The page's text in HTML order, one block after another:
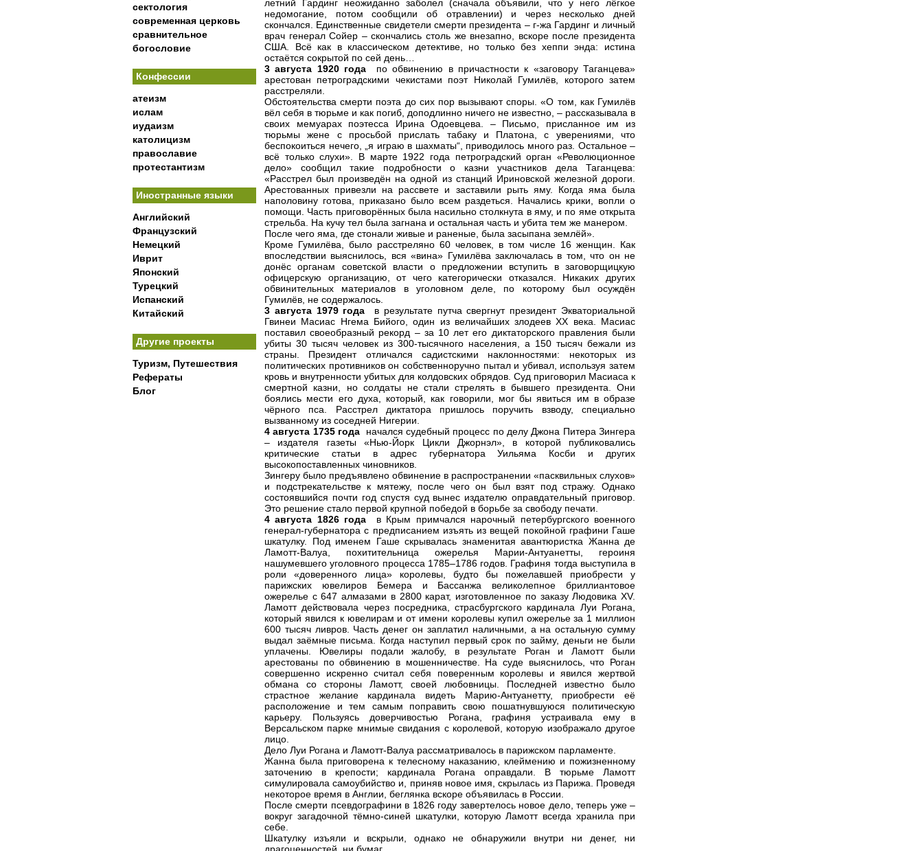
сектология
современная церковь
сравнительное
богословие
Конфессии
атеизм
ислам
иудаизм
католицизм
православие
протестантизм
Иностранные языки
Английский
Французский
Немецкий
Иврит
Японский
Турецкий
Испанский
Китайский
Другие проекты
Туризм, Путешествия
Рефераты
Блог
летний Гардинг неожиданно заболел (сначала объявили, что у него лёгкое
недомогание, потом сообщили об отравлении) и через несколько дней
скончался. Единственные свидетели смерти президента – г-жа Гардинг и личный
врач генерал Сойер – скончались столь же внезапно, вскоре после президента
США. Всё как в классическом детективе, но только без хеппи энда: истина
остаётся сокрытой по сей день…
3 августа 1920 года по обвинению в причастности к «заговору Таганцева»
арестован петроградскими чекистами поэт Николай Гумилёв, которого затем
расстреляли.
Обстоятельства смерти поэта до сих пор вызывают споры. «О том, как Гумилёв
вёл себя в тюрьме и как погиб, доподлинно ничего не известно, – рассказывала в
своих мемуарах поэтесса Ирина Одоевцева. – Письмо, присланное им из
тюрьмы жене с просьбой прислать табаку и Платона, с уверениями, что
беспокоиться нечего, „я играю в шахматы“, приводилось много раз. Остальное –
всё только слухи». В марте 1922 года петроградский орган «Революционное
дело» сообщил такие подробности о казни участников дела Таганцева:
«Расстрел был произведён на одной из станций Ириновской железной дороги.
Арестованных привезли на рассвете и заставили рыть яму. Когда яма была
наполовину готова, приказано было всем раздеться. Начались крики, вопли о
помощи. Часть приговорённых была насильно столкнута в яму, и по яме открыта
стрельба. На кучу тел была загнана и остальная часть и убита тем же манером.
После чего яма, где стонали живые и раненые, была засыпана землёй».
Кроме Гумилёва, было расстреляно 60 человек, в том числе 16 женщин. Как
впоследствии выяснилось, вся «вина» Гумилёва заключалась в том, что он не
донёс органам советской власти о предложении вступить в заговорщицкую
офицерскую организацию, от чего категорически отказался. Никаких других
обвинительных материалов в уголовном деле, по которому был осуждён
Гумилёв, не содержалось.
3 августа 1979 года в результате путча свергнут президент Экваториальной
Гвинеи Масиас Нгема Бийого, один из величайших злодеев ХХ века. Масиас
поставил своеобразный рекорд – за 10 лет его диктаторского правления были
убиты 30 тысяч человек из 300-тысячного населения, а 150 тысяч бежали из
страны. Президент отличался садистскими наклонностями: некоторых из
политических противников он собственноручно пытал и убивал, используя затем
кровь и внутренности убитых для колдовских обрядов. Суд приговорил Масиаса к
смертной казни, но солдаты не стали стрелять в бывшего президента. Они
боялись мести его духа, который, как говорили, мог бы явиться им в образе
чёрного пса. Расстрел диктатора пришлось поручить взводу, специально
вызванному из соседней Нигерии.
4 августа 1735 года начался судебный процесс по делу Джона Питера Зингера
– издателя газеты «Нью-Йорк Цикли Джорнэл», в которой публиковались
критические статьи в адрес губернатора Уильяма Косби и других
высокопоставленных чиновников.
Зингеру было предъявлено обвинение в распространении «пасквильных слухов»
и подстрекательстве к мятежу, после чего он был взят под стражу. Однако
состоявшийся почти год спустя суд вынес издателю оправдательный приговор.
Это решение стало первой крупной победой в борьбе за свободу печати.
4 августа 1826 года в Крым примчался нарочный петербургского военного
генерал-губернатора с предписанием изъять из вещей покойной графини Гаше
шкатулку. Под именем Гаше скрывалась знаменитая авантюристка Жанна де
Ламотт-Валуа, похитительница ожерелья Марии-Антуанетты, героиня
нашумевшего уголовного процесса 1785–1786 годов. Графиня тогда выступила в
роли «доверенного лица» королевы, будто бы пожелавшей приобрести у
парижских ювелиров Бемера и Бассанжа великолепное бриллиантовое
ожерелье с 647 алмазами в 2800 карат, изготовленное по заказу Людовика XV.
Ламотт действовала через посредника, страсбургского кардинала Луи Рогана,
который явился к ювелирам и от имени королевы купил ожерелье за 1 миллион
600 тысяч ливров. Часть денег он заплатил наличными, а на остальную сумму
выдал заёмные письма. Когда наступил первый срок по займу, деньги не были
уплачены. Ювелиры подали жалобу, в результате Роган и Ламотт были
арестованы по обвинению в мошенничестве. На суде выяснилось, что Роган
совершенно искренно считал себя поверенным королевы и явился жертвой
обмана со стороны Ламотт, своей любовницы. Последней известно было
страстное желание кардинала видеть Марию-Антуанетту, приобрести её
расположение и тем самым поправить свою пошатнувшуюся политическую
карьеру. Пользуясь доверчивостью Рогана, графиня устраивала ему в
Версальском парке мнимые свидания с королевой, которую изображало другое
лицо.
Дело Луи Рогана и Ламотт-Валуа рассматривалось в парижском парламенте.
Жанна была приговорена к телесному наказанию, клеймению и пожизненному
заточению в крепости; кардинала Рогана оправдали. В тюрьме Ламотт
симулировала самоубийство и, приняв новое имя, скрылась из Парижа. Проведя
некоторое время в Англии, беглянка вскоре объявилась в России.
После смерти псевдографини в 1826 году завертелось новое дело, теперь уже –
вокруг загадочной тёмно-синей шкатулки, которую Ламотт всегда хранила при
себе.
Шкатулку изъяли и вскрыли, однако не обнаружили внутри ни денег, ни